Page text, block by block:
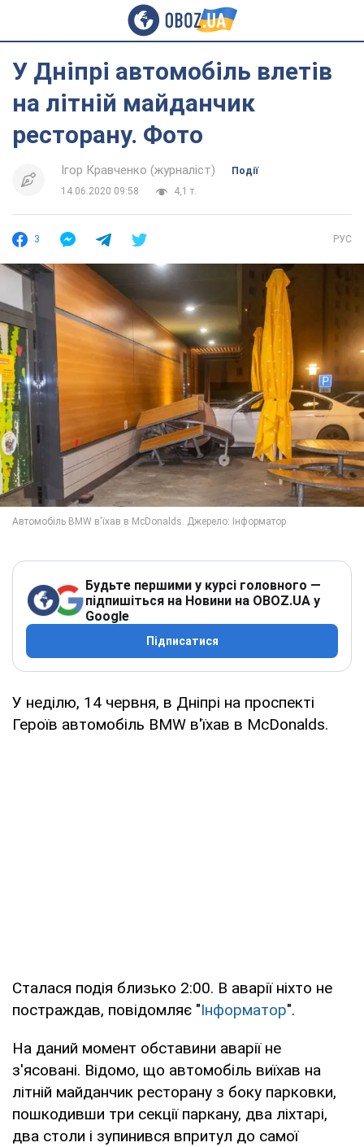
У Дніпрі автомобіль влетів
на літній майданчик
ресторану. Фото
Ігор Кравченко (журналіст)
Події
14.06.2020 09:58
4,1 т.
3 РУС
Будьте першими у курсі головного —
підпишіться на Новини на OBOZ.UA у
Google
Підписатися
У неділю, 14 червня, в Дніпрі на проспекті
Героїв автомобіль BMW в'їхав в McDonalds.
Сталася подія близько 2:00. В аварії ніхто не
постраждав, повідомляє "Інформатор".
На даний момент обставини аварії не
з'ясовані. Відомо, що автомобіль виїхав на
літній майданчик ресторану з боку парковки,
пошкодивши три секції паркану, два ліхтарі,
два столи і зупинився впритул до самої